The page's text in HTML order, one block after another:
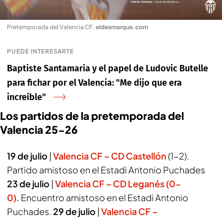
Pretemporada del Valencia CF. eldesmarque.com
PUEDE INTERESARTE
Baptiste Santamaria y el papel de Ludovic Butelle
para fichar por el Valencia: "Me dijo que era
increíble"
Los partidos de la pretemporada del
Valencia 25-26
19 de julio |Valencia CF – CDCastellón(1-2).
Partido amistoso en el Estadi Antonio Puchades
23 de julio |Valencia CF – CDLeganés(0-
0). Encuentro amistoso en el Estadi Antonio
Puchades. 29 de julio |Valencia CF –